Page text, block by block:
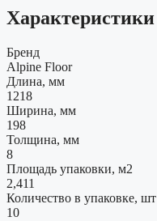
Характеристики
Бренд
Alpine Floor
Длина, мм
1218
Ширина, мм
198
Толщина, мм
8
Площадь упаковки, м2
2,411
Количество в упаковке, шт
10